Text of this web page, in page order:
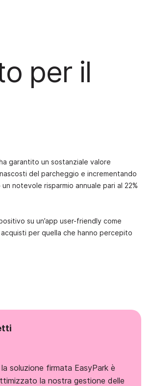
per il
garantito un sostanziale valore
del parcheggio e incrementando
notevole risparmio annuale pari al 22%
su un’app user-friendly come
per quella che hanno percepito
soluzione firmata EasyPark è
la nostra gestione delle